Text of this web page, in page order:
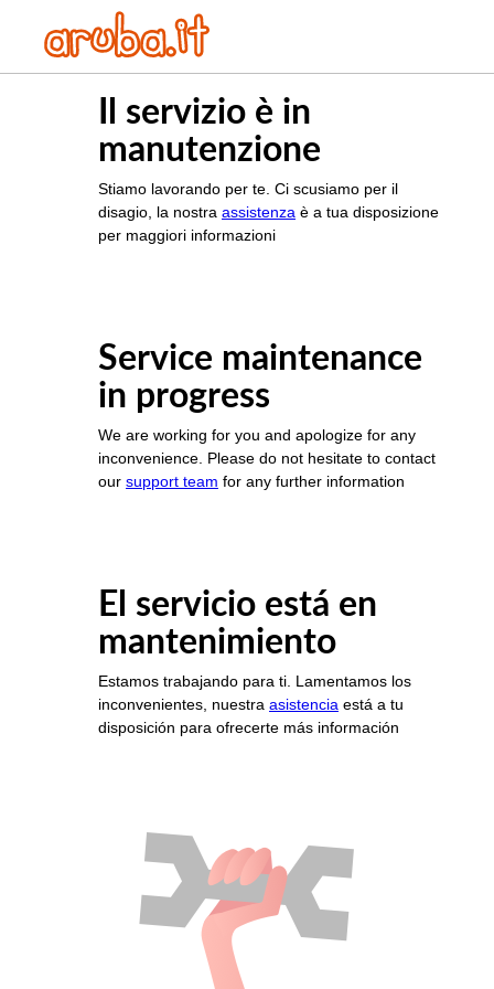
Il servizio è in
manutenzione
Stiamo lavorando per te. Ci scusiamo per il
disagio, la nostra assistenza è a tua disposizione
per maggiori informazioni
Service maintenance
in progress
We are working for you and apologize for any
inconvenience. Please do not hesitate to contact
our support team for any further information
El servicio está en
mantenimiento
Estamos trabajando para ti. Lamentamos los
inconvenientes, nuestra asistencia está a tu
disposición para ofrecerte más información